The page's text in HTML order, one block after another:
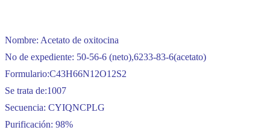
Nombre: Acetato de oxitocina
No de expediente: 50-56-6 (neto),6233-83-6(acetato)
Formulario:C43H66N12O12S2
Se trata de:1007
Secuencia: CYIQNCPLG
Purificación: 98%